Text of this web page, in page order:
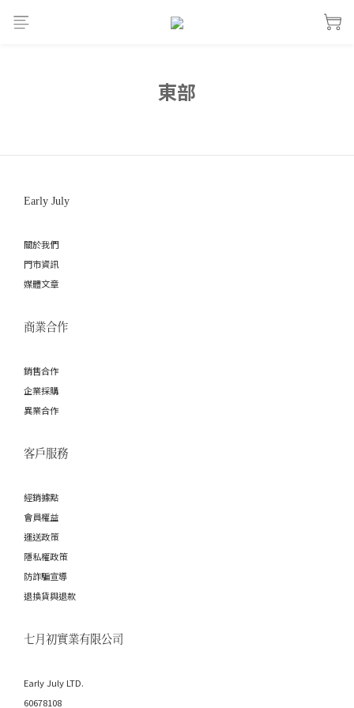
東部
Early July
關於我們
門市資訊
媒體文章
商業合作
銷售合作
企業採購
異業合作
客戶服務
經銷據點
會員權益
運送政策
隱私權政策
防詐騙宣導
退換貨與退款
七月初實業有限公司
Early July LTD.
60678108